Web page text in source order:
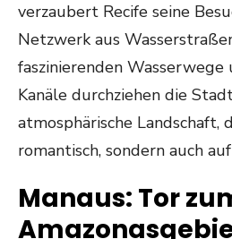
verzaubert Recife seine
Netzwerk aus
faszinierenden
Kanäle durchziehen die
atmosphärische Landschaft,
romantisch, sondern auch
Manaus: Tor